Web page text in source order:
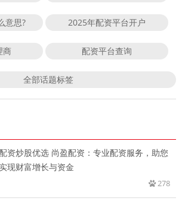
意思? 2025年配资平台开户
商 配资平台查询
全部话题标签
资炒股优选 尚盈配资：专业配资服务，助您
实现财富增长与资金
278